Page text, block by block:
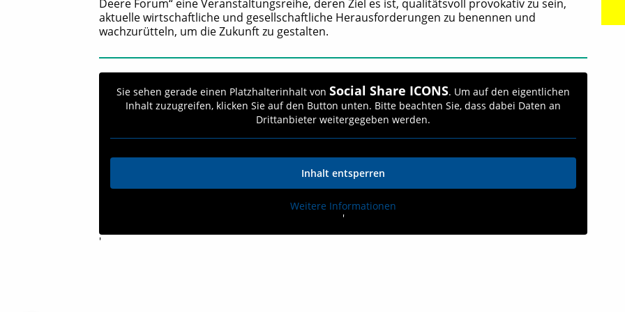
Deere Forum“ eine Veranstaltungsreihe, deren Ziel es ist, qualitätsvoll provokativ zu sein,
aktuelle wirtschaftliche und gesellschaftliche Herausforderungen zu benennen und
wachzurütteln, um die Zukunft zu gestalten.
Sie sehen gerade einen Platzhalterinhalt von Social Share ICONS. Um auf den eigentlichen
Inhalt zuzugreifen, klicken Sie auf den Button unten. Bitte beachten Sie, dass dabei Daten an
Drittanbieter weitergegeben werden.
Inhalt entsperren
Weitere Informationen
'
'